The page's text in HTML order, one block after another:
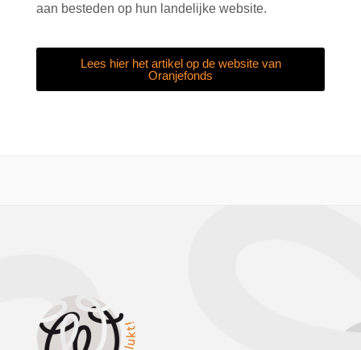
aan besteden op hun landelijke website.
Lees hier het artikel op de website van
Oranjefonds